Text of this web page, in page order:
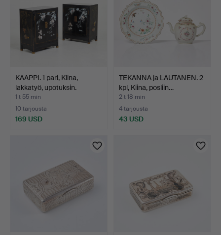
KAAPPI. 1 pari, Kiina,
lakkatyö, upotuksin.
1 t 55 min
10 tarjousta
169 USD
TEKANNA ja LAUTANEN. 2
kpl, Kiina, posliin…
2 t 18 min
4 tarjousta
43 USD